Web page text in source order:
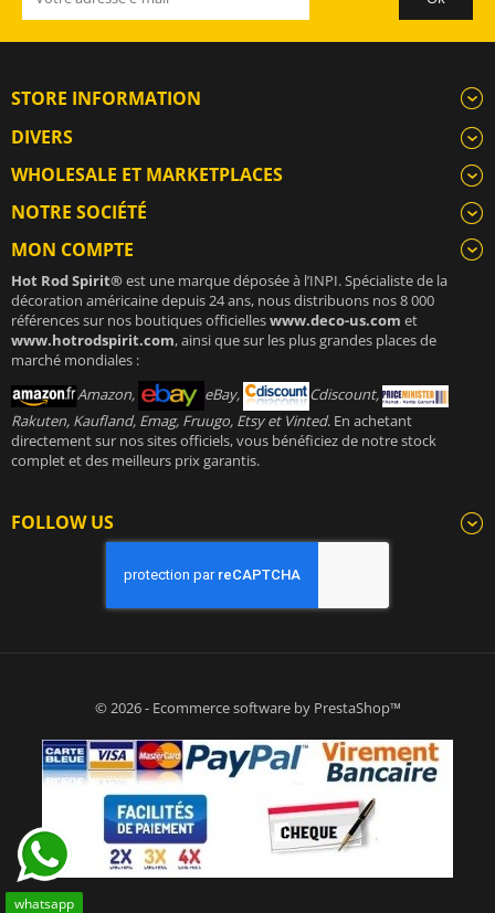
STORE INFORMATION
DIVERS
WHOLESALE ET MARKETPLACES
NOTRE SOCIÉTÉ
MON COMPTE
Hot Rod Spirit®est une marque déposée à l’INPI. Spécialiste de la
décoration américaine depuis 24 ans, nous distribuons nos 8 000
références sur nos boutiques officielleswww.deco-us.com et
www.hotrodspirit.com, ainsi que sur les plus grandes places de
marché mondiales :
Amazon,
eBay,
Cdiscount,
Rakuten, Kaufland, Emag, Fruugo, Etsy et Vinted. En achetant
directement sur nos sites officiels, vous bénéficiez de notre stock
complet et des meilleurs prix garantis.
FOLLOW US
whatsapp
© 2026 - Ecommerce software by PrestaShop™